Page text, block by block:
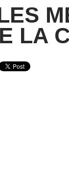
LA